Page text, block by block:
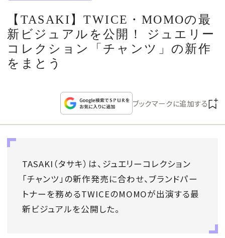
LIFESTYLE
CULTURE
COLLECTION
WEDDING
FORTUNE
SDGs
【TASAKI】TWICE・MOMOの最
新ビジュアルを公開！ ジュエリー
コレクション「チャンツ」の新作
をまとう
ブックマークに追加する
TASAKI（タサキ）は、ジュエリーコレクション
「チャンツ」の新作発売に合わせ、ブランドパー
トナーを務めるTWICEのMOMOが出演する最
新ビジュアルを公開した。